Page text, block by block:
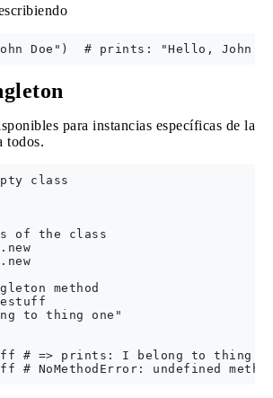
para instancias específicas de la
todos.
class
of the class
method
to thing one"
# => prints: I belong to thing